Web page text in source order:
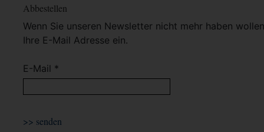
Abbestellen
Wenn Sie unseren Newsletter nicht mehr haben
Ihre E-Mail Adresse ein.
E-Mail *